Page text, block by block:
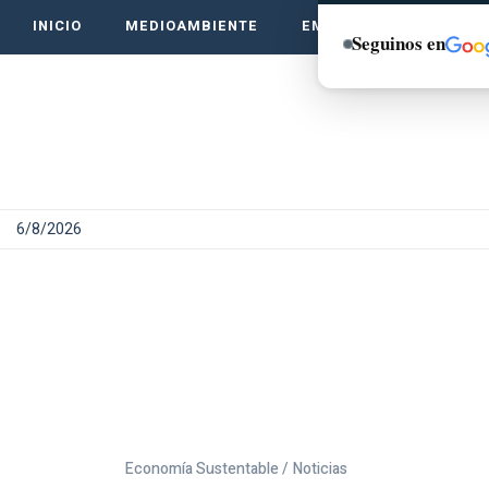
INICIO MEDIOAMBIENTE EMPRENDE VERDE
6/8/2026
Economía Sustentable / Noticias
Seguinos en